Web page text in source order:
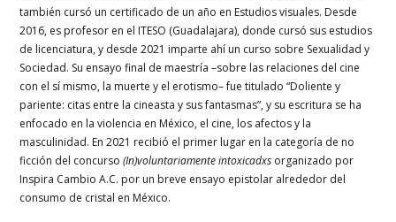
también cursó un certificado de un año en Estudios visuales. Desde
2016, es profesor en el ITESO (Guadalajara), donde cursó sus estudios
de licenciatura, y desde 2021 imparte ahí un curso sobre Sexualidad y
Sociedad. Su ensayo final de maestría –sobre las relaciones del cine
con el sí mismo, la muerte y el erotismo– fue titulado “Doliente y
pariente: citas entre la cineasta y sus fantasmas”, y su escritura se ha
enfocado en la violencia en México, el cine, los afectos y la
masculinidad. En 2021 recibió el primer lugar en la categoría de no
ficción del concurso(In)voluntariamente intoxicadxs organizado por
Inspira Cambio A.C. por un breve ensayo epistolar alrededor del
consumo de cristal en México.